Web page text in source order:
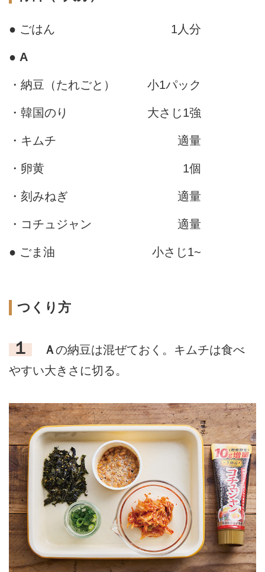
● ごはん 1人分
● A
・納豆（たれごと） 小1パック
・韓国のり 大さじ1強
・キムチ 適量
・卵黄 1個
・刻みねぎ 適量
・コチュジャン 適量
● ごま油 小さじ1~
つくり方
１ Ａの納豆は混ぜておく。キムチは食べ
やすい大きさに切る。